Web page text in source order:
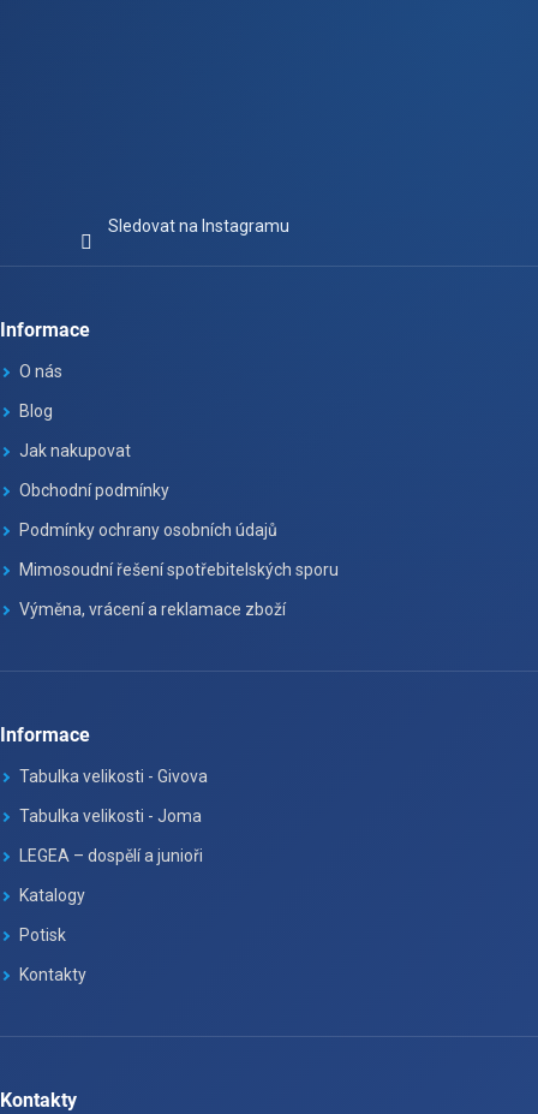
Sledovat na Instagramu
Informace
O nás
Blog
Jak nakupovat
Obchodní podmínky
Podmínky ochrany osobních údajů
Mimosoudní řešení spotřebitelských sporu
Výměna, vrácení a reklamace zboží
Informace
Tabulka velikosti - Givova
Tabulka velikosti - Joma
LEGEA – dospělí a junioři
Katalogy
Potisk
Kontakty
Kontakty